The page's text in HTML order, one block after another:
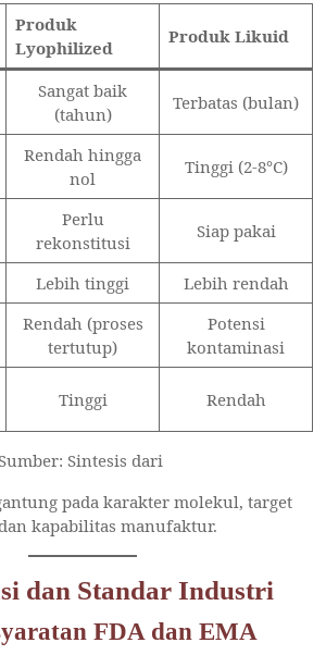
Produk
Lyophilized
Produk Likuid
Sangat baik
(tahun)
Terbatas (bulan)
Rendah hingga
nol
Tinggi (2-8°C)
Perlu
rekonstitusi
Siap pakai
Lebih tinggi
Lebih rendah
Rendah (proses
tertutup)
Potensi
kontaminasi
Tinggi Rendah
Sintesis dari
pada karakter molekul, target
kapabilitas manufaktur.
dan Standar Industri
FDA dan EMA